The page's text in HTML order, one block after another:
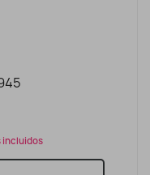
incluidos